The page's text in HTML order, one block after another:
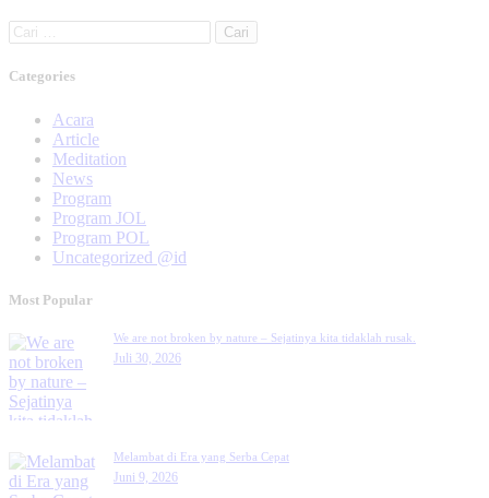
Categories
Acara
Article
Meditation
News
Program
Program JOL
Program POL
Uncategorized @id
Most Popular
We are not broken by nature – Sejatinya kita tidaklah rusak.
Juli 30, 2026
Melambat di Era yang Serba Cepat
Juni 9, 2026